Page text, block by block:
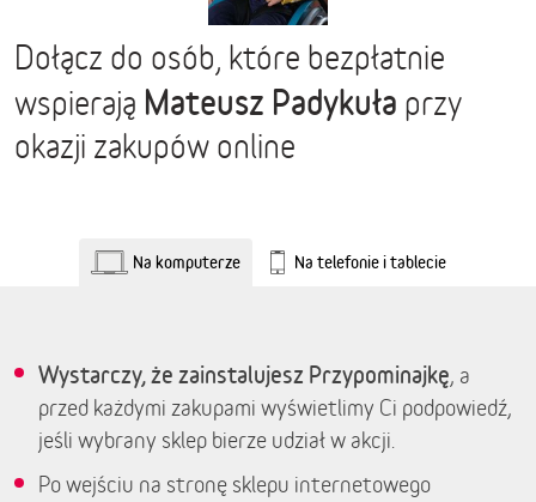
Dołącz do osób, które bezpłatnie
wspierają Mateusz Padykuła przy
okazji zakupów online
Na komputerze Na telefonie i tablecie
Wystarczy, że zainstalujesz Przypominajkę, a
przed każdymi zakupami wyświetlimy Ci podpowiedź,
jeśli wybrany sklep bierze udział w akcji.
Po wejściu na stronę sklepu internetowego